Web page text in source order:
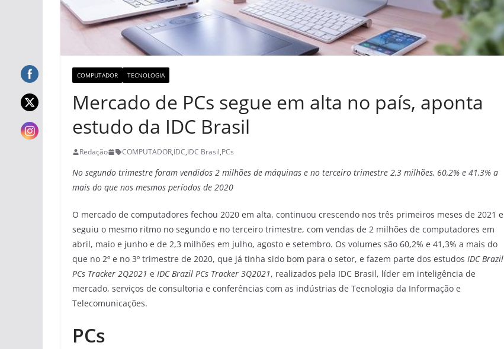
COMPUTADOR TECNOLOGIA
Mercado de PCs segue em alta no país, aponta
estudo da IDC Brasil
Redação COMPUTADOR,IDC,IDC Brasil,PCs
No segundo trimestre foram vendidos 2 milhões de máquinas e no terceiro trimestre 2,3 milhões, 60,2% e 41,3% a
mais do que nos mesmos períodos de 2020
O mercado de computadores fechou 2020 em alta, continuou crescendo nos três primeiros meses de 2021 e
seguiu o mesmo ritmo no segundo e no terceiro trimestre, com vendas de 2 milhões de computadores em
abril, maio e junho e de 2,3 milhões em julho, agosto e setembro. Os volumes são 60,2% e 41,3% a mais do
que no 2º e no 3º trimestre de 2020, que já tinha sido bom para o setor, e fazem parte dos estudos IDC Brazil
PCs Tracker 2Q2021 e IDC Brazil PCs Tracker 3Q2021, realizados pela IDC Brasil, líder em inteligência de
mercado, serviços de consultoria e conferências com as indústrias de Tecnologia da Informação e
Telecomunicações.
PCs